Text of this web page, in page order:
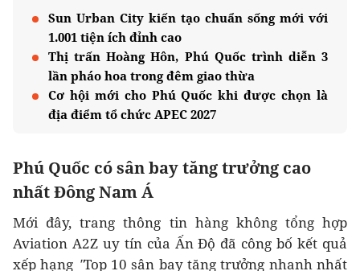
Sun Urban City kiến tạo chuẩn sống mới với
1.001 tiện ích đỉnh cao
Thị trấn Hoàng Hôn, Phú Quốc trình diễn 3
lần pháo hoa trong đêm giao thừa
Cơ hội mới cho Phú Quốc khi được chọn là
địa điểm tổ chức APEC 2027
Phú Quốc có sân bay tăng trưởng cao
nhất Đông Nam Á
Mới đây, trang thông tin hàng không tổng hợp
Aviation A2Z uy tín của Ấn Độ đã công bố kết quả
xếp hạng "Top 10 sân bay tăng trưởng nhanh nhất